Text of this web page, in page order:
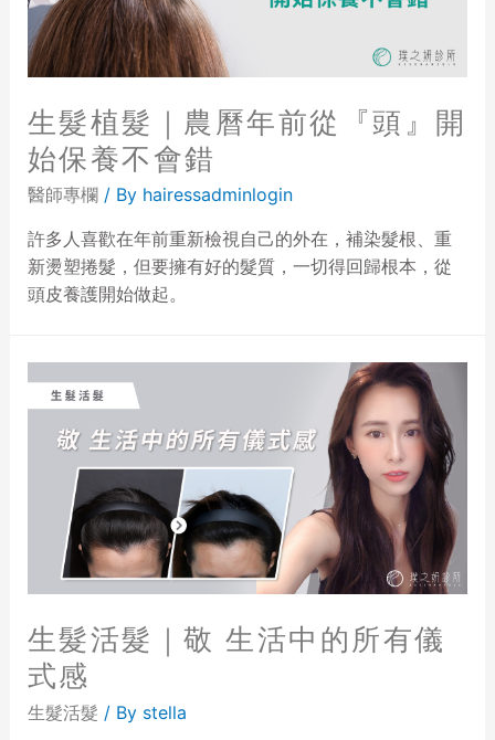
生髮植髮｜農曆年前從『頭』開
始保養不會錯
醫師專欄/ By hairessadminlogin
許多人喜歡在年前重新檢視自己的外在，補染髮根、重
新燙塑捲髮，但要擁有好的髮質，一切得回歸根本，從
頭皮養護開始做起。
生髮活髮｜敬 生活中的所有儀
式感
生髮活髮 / By stella